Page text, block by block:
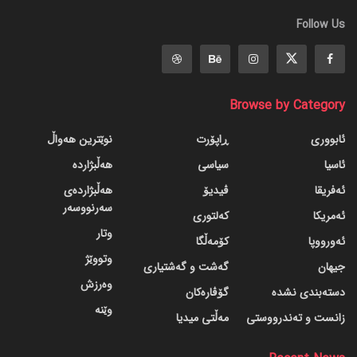
Follow Us
Browse by Category
ئابووری
ئاسیا
ئەفریقا
ئەمریکا
ئەورووپا
جیهان
دسته‌بندی نشده
زانست و تەندرووستی
ڕاپۆرت
سیاسی
ڤیدیۆ
کەلتوری
کۆمەڵگا
گه‌شت و گه‌شتیاری
گۆڤاره‌کان
مەڵتی میدیا
نوێترین هەواڵ
هەڵبژاردە
هەڵبژاردەی
سەرنووسەر
وتار
وتووێژ
وەرزش
وێنە